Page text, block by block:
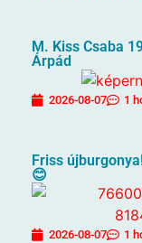
M. Kiss Csaba
Árpád
2026-08-07 1
Friss
😊
2026-08-07 1